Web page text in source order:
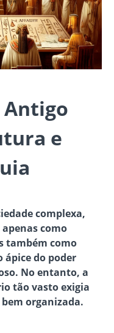
Antigo
e
complexa,
como
também como
ápice do poder
No entanto, a
tão vasto exigia
organizada.